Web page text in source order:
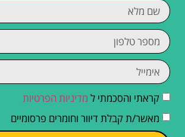
קראתי והסכמתי ל מדיניות הפרטיות
מאשר/ת קבלת דיוור וחומרים פרסומיים